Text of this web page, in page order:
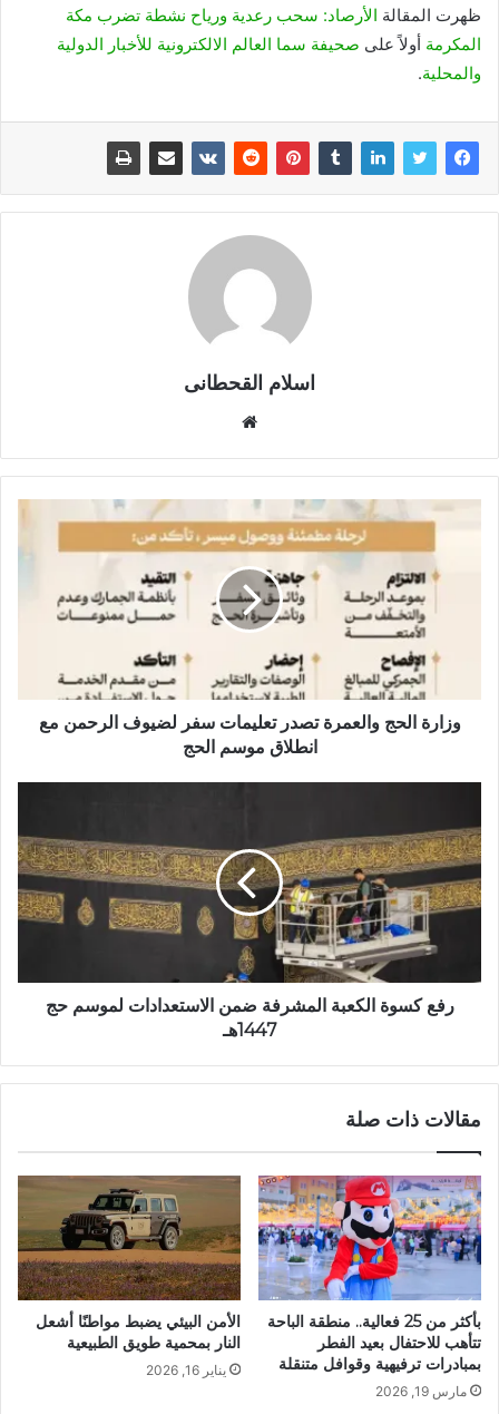
ظهرت المقالة الأرصاد: سحب رعدية ورياح نشطة تضرب مكة
المكرمة أولاً على صحيفة سما العالم الالكترونية للأخبار الدولية
والمحلية.
اسلام القحطانى
ق
ع
ا
ل
و
ي
ب
وزارة الحج والعمرة تصدر تعليمات سفر لضيوف الرحمن مع
انطلاق موسم الحج
رفع كسوة الكعبة المشرفة ضمن الاستعدادات لموسم حج
1447هـ
مقالات ذات صلة
بأكثر من 25 فعالية.. منطقة الباحة
تتأهب للاحتفال بعيد الفطر
بمبادرات ترفيهية وقوافل متنقلة
مارس 19, 2026
الأمن البيئي يضبط مواطنًا أشعل
النار بمحمية طويق الطبيعية
يناير 16, 2026